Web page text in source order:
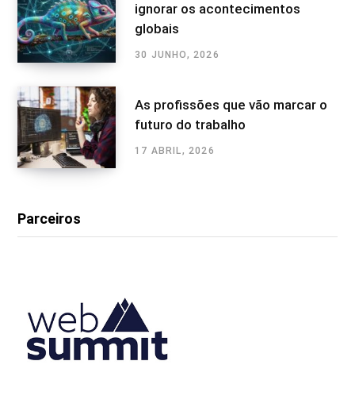
ignorar os acontecimentos
globais
30 JUNHO, 2026
As profissões que vão marcar o
futuro do trabalho
17 ABRIL, 2026
Parceiros